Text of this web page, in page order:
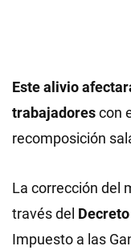
Este alivio
trabajadorescon
recomposición
La corrección del
través del
Impuesto a las